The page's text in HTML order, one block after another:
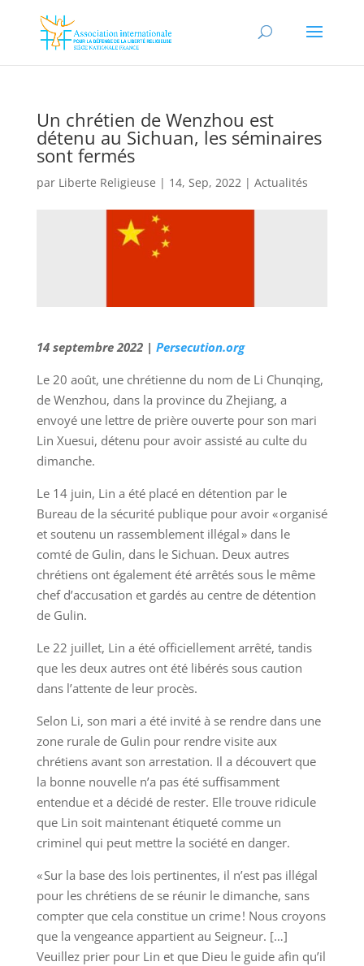
Un chrétien de Wenzhou est
détenu au Sichuan, les séminaires
sont fermés
par Liberte Religieuse | 14, Sep, 2022| Actualités
14 septembre 2022 | Persecution.org
Le 20 août, une chrétienne du nom de Li Chunqing,
de Wenzhou, dans la province du Zhejiang, a
envoyé une lettre de prière ouverte pour son mari
Lin Xuesui, détenu pour avoir assisté au culte du
dimanche.
Le 14 juin, Lin a été placé en détention par le
Bureau de la sécurité publique pour avoir « organisé
et soutenu un rassemblement illégal » dans le
comté de Gulin, dans le Sichuan. Deux autres
chrétiens ont également été arrêtés sous le même
chef d’accusation et gardés au centre de détention
de Gulin.
Le 22 juillet, Lin a été officiellement arrêté, tandis
que les deux autres ont été libérés sous caution
dans l’attente de leur procès.
Selon Li, son mari a été invité à se rendre dans une
zone rurale de Gulin pour rendre visite aux
chrétiens avant son arrestation. Il a découvert que
la bonne nouvelle n’a pas été suffisamment
entendue et a décidé de rester. Elle trouve ridicule
que Lin soit maintenant étiqueté comme un
criminel qui peut mettre la société en danger.
« Sur la base des lois pertinentes, il n’est pas illégal
pour les chrétiens de se réunir le dimanche, sans
compter que cela constitue un crime ! Nous croyons
que la vengeance appartient au Seigneur. […]
Veuillez prier pour Lin et que Dieu le guide afin qu’il